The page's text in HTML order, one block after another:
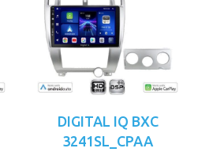
DIGITAL IQ BXC
3241SL_CPAA